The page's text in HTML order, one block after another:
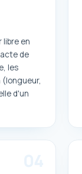
libre en
de
les
d'un